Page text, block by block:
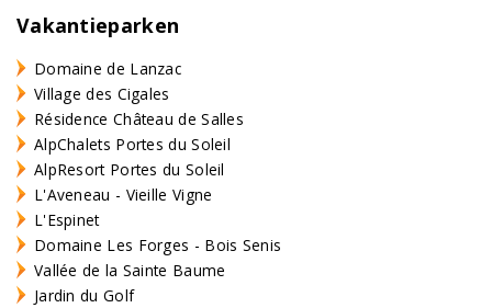
Vakantieparken
Domaine de Lanzac
Village des Cigales
Résidence Château de Salles
AlpChalets Portes du Soleil
AlpResort Portes du Soleil
L'Aveneau - Vieille Vigne
L'Espinet
Domaine Les Forges - Bois Senis
Vallée de la Sainte Baume
Jardin du Golf